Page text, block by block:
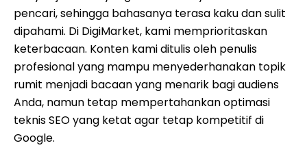
pencari, sehingga bahasanya terasa kaku dan sulit
dipahami. Di DigiMarket, kami memprioritaskan
keterbacaan. Konten kami ditulis oleh penulis
profesional yang mampu menyederhanakan topik
rumit menjadi bacaan yang menarik bagi audiens
Anda, namun tetap mempertahankan optimasi
teknis SEO yang ketat agar tetap kompetitif di
Google.